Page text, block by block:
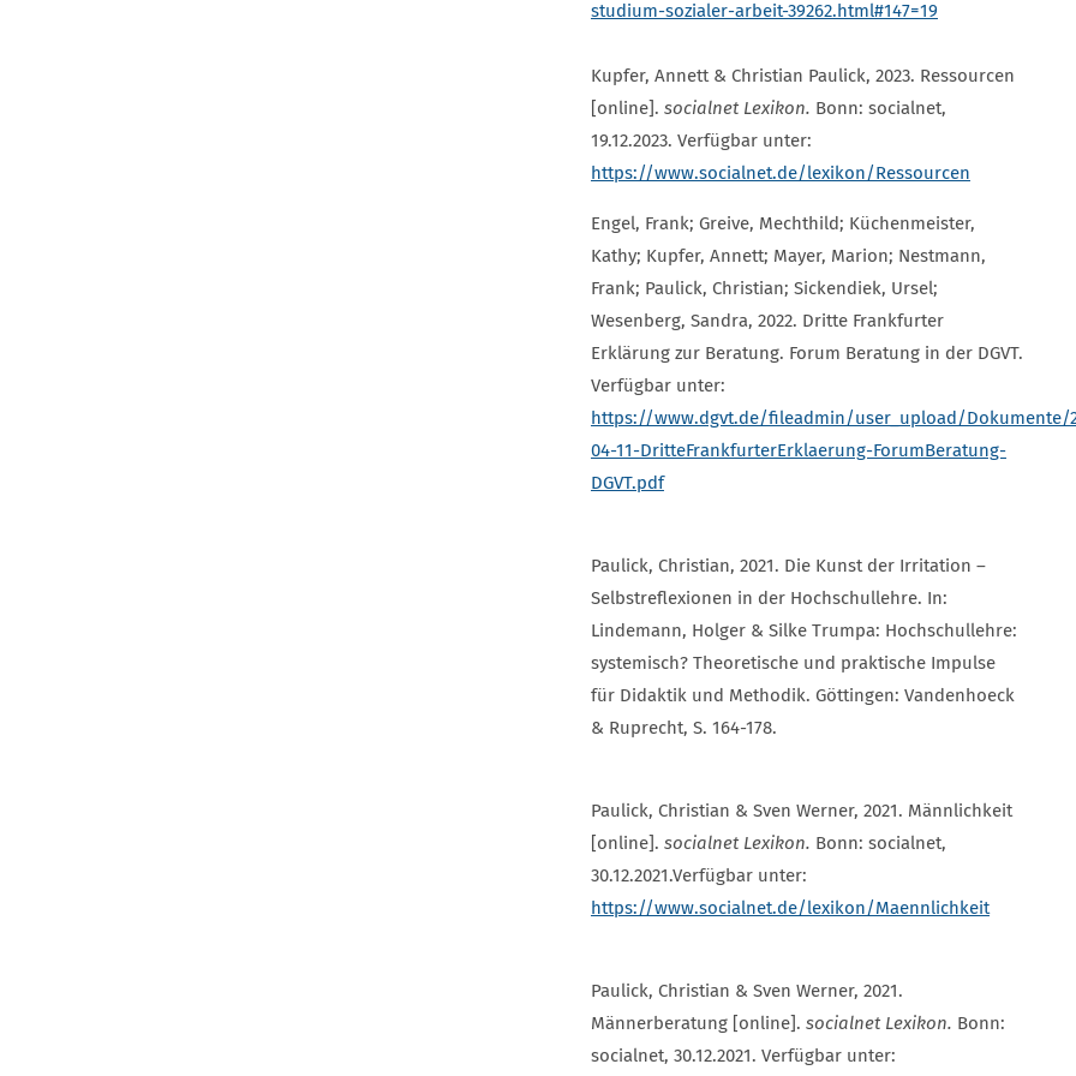
studium-sozialer-arbeit-39262.html#147=19
Kupfer, Annett & Christian Paulick, 2023. Ressourcen
[online]. socialnet Lexikon. Bonn: socialnet,
19.12.2023. Verfügbar unter:
https://www.socialnet.de/lexikon/Ressourcen
Engel, Frank; Greive, Mechthild; Küchenmeister,
Kathy; Kupfer, Annett; Mayer, Marion; Nestmann,
Frank; Paulick, Christian; Sickendiek, Ursel;
Wesenberg, Sandra, 2022. Dritte Frankfurter
Erklärung zur Beratung. Forum Beratung in der DGVT.
Verfügbar unter:
https://www.dgvt.de/fileadmin/user_upload/Dokumente/
04-11-DritteFrankfurterErklaerung-ForumBeratung-
DGVT.pdf
Paulick, Christian, 2021. Die Kunst der Irritation –
Selbstreflexionen in der Hochschullehre. In:
Lindemann, Holger & Silke Trumpa: Hochschullehre:
systemisch? Theoretische und praktische Impulse
für Didaktik und Methodik. Göttingen: Vandenhoeck
& Ruprecht, S. 164-178.
Paulick, Christian & Sven Werner, 2021. Männlichkeit
[online]. socialnet Lexikon. Bonn: socialnet,
30.12.2021.Verfügbar unter:
https://www.socialnet.de/lexikon/Maennlichkeit
Paulick, Christian & Sven Werner, 2021.
Männerberatung [online]. socialnet Lexikon. Bonn:
socialnet, 30.12.2021. Verfügbar unter: